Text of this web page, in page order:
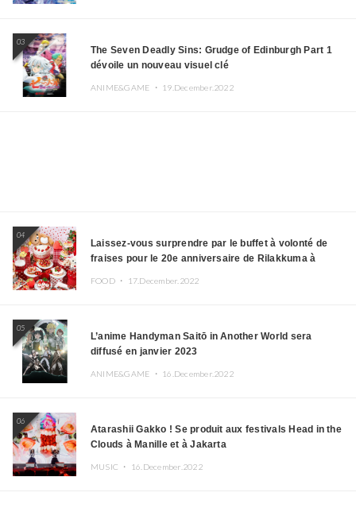
03
The Seven Deadly Sins: Grudge of Edinburgh Part 1
dévoile un nouveau visuel clé
ANIME&GAME ・ 19.December.2022
04
Laissez-vous surprendre par le buffet à volonté de
fraises pour le 20e anniversaire de Rilakkuma à
FOOD ・ 17.December.2022
05
L’anime Handyman Saitō in Another World sera
diffusé en janvier 2023
ANIME&GAME ・ 16.December.2022
06
Atarashii Gakko ! Se produit aux festivals Head in the
Clouds à Manille et à Jakarta
MUSIC ・ 16.December.2022